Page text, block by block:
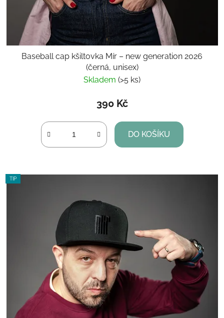
Baseball cap kšiltovka Mír – new generation 2026
(černá, unisex)
Skladem (>5 ks)
390 Kč
DO KOŠÍKU
TIP